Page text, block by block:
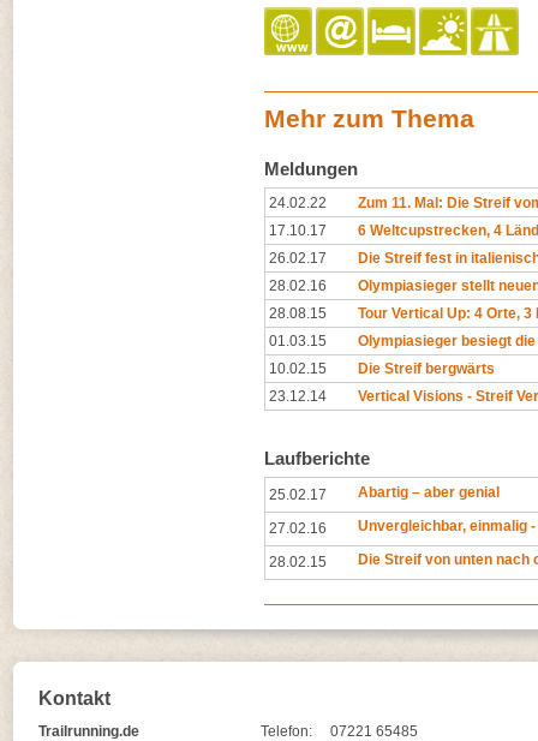
Mehr zum Thema
Meldungen
24.02.22
Zum 11. Mal: Die Streif
17.10.17
6 Weltcupstrecken, 4
26.02.17
Die Streif fest in
28.02.16
Olympiasieger stellt
28.08.15
Tour Vertical Up: 4 Orte, 3
01.03.15
Olympiasieger besiegt
10.02.15
Die Streif bergwärts
23.12.14
Vertical Visions - Streif
Laufberichte
25.02.17 Abartig – aber genial
27.02.16 Unvergleichbar, einmalig
28.02.15 Die Streif von unten nach
Kontakt
Trailrunning.de
Telefon:
07221 65485